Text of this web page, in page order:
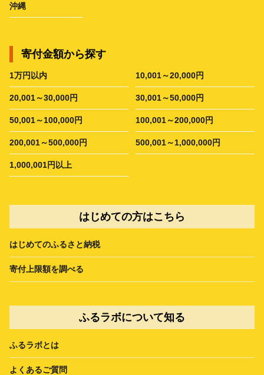
沖縄
寄付金額から探す
1万円以内 10,001～20,000円
20,001～30,000円 30,001～50,000円
50,001～100,000円 100,001～200,000円
200,001～500,000円 500,001～1,000,000円
1,000,001円以上
はじめての方はこちら
はじめてのふるさと納税
寄付上限額を調べる
ふるラボについて知る
ふるラボとは
よくあるご質問